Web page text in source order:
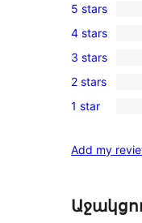
3
5-
star
reviews
5 stars
0
4-
star
reviews
4 stars
0
3-
star
3 stars
0
2-
reviews
2 stars
0
star
1 star
Add my